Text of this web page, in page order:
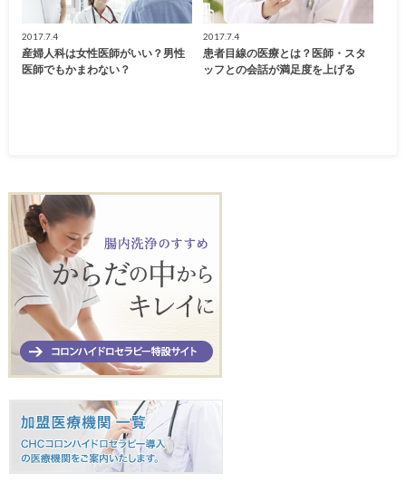
2017.7.4
産婦人科は女性医師がいい？男性
医師でもかまわない？
2017.7.4
患者目線の医療とは？医師・スタ
ッフとの会話が満足度を上げる